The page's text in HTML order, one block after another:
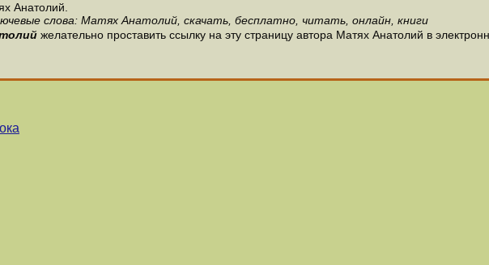
Анатолий.
слова: Матях Анатолий, скачать, бесплатно, читать, онлайн, книги
желательно проставить ссылку на эту страницу автора Матях Анатолий в